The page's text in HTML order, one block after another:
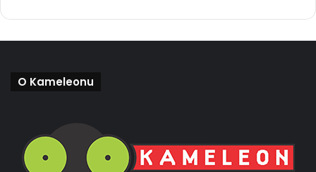
O Kameleonu